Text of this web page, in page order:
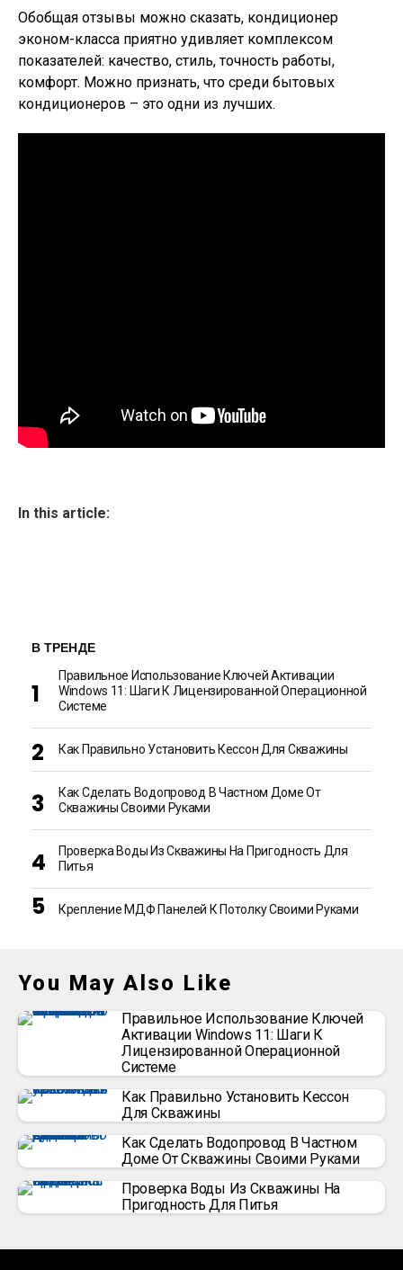
Обобщая отзывы можно сказать, кондиционер
эконом-класса приятно удивляет комплексом
показателей: качество, стиль, точность работы,
комфорт. Можно признать, что среди бытовых
кондиционеров – это одни из лучших.
In this article:
В ТРЕНДЕ
Правильное Использование Ключей Активации
Windows 11: Шаги К Лицензированной Операционной
Системе
Как Правильно Установить Кессон Для Скважины
Как Сделать Водопровод В Частном Доме От
Скважины Своими Руками
Проверка Воды Из Скважины На Пригодность Для
Питья
Крепление МДФ Панелей К Потолку Своими Руками
You May Also Like
Правильное Использование Ключей
Активации Windows 11: Шаги К
Лицензированной Операционной
Системе
Как Правильно Установить Кессон
Для Скважины
Как Сделать Водопровод В Частном
Доме От Скважины Своими Руками
Проверка Воды Из Скважины На
Пригодность Для Питья